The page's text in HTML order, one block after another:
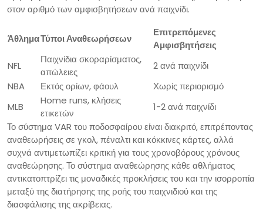
στον αριθμό των αμφισβητήσεων ανά παιχνίδι.
ΆθλημαΤύποι Αναθεωρήσεων
Επιτρεπόμενες
Αμφισβητήσεις
NFL
Παιχνίδια σκοραρίσματος,
απώλειες
2 ανά παιχνίδι
NBA
Εκτός ορίων, φάουλ
Χωρίς περιορισμό
MLB
Home runs, κλήσεις
ετικετών
1-2 ανά παιχνίδι
Το σύστημα VAR του ποδοσφαίρου είναι διακριτό, επιτρέποντας
αναθεωρήσεις σε γκολ, πέναλτι και κόκκινες κάρτες, αλλά
συχνά αντιμετωπίζει κριτική για τους χρονοβόρους χρόνους
αναθεώρησης. Το σύστημα αναθεώρησης κάθε αθλήματος
αντικατοπτρίζει τις μοναδικές προκλήσεις του και την ισορροπία
μεταξύ της διατήρησης της ροής του παιχνιδιού και της
διασφάλισης της ακρίβειας.